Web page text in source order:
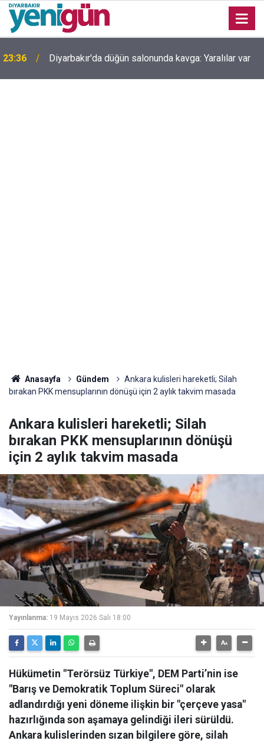
23:36 Diyarbakır'da düğün salonunda kavga: Yaralılar var
Anasayfa Gündem
Ankara kulisleri hareketli; Silah
bırakan PKK mensuplarının dönüşü için 2 aylık takvim masada
Ankara kulisleri hareketli; Silah
bırakan PKK mensuplarının dönüşü
için 2 aylık takvim masada
Yayınlanma: 19 Mayıs 2026 Salı 18:00
Hükümetin "Terörsüz Türkiye", DEM Parti’nin ise
"Barış ve Demokratik Toplum Süreci" olarak
adlandırdığı yeni döneme ilişkin bir "çerçeve yasa"
hazırlığında son aşamaya gelindiği ileri sürüldü.
Ankara kulislerinden sızan bilgilere göre, silah